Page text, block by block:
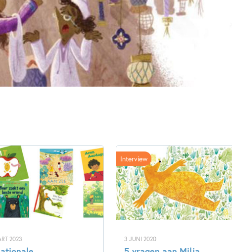
Verschijningsdatum:
03-06-2020
Kenmerken van dit boek
Prentenboeken
Annelies Vandenbosch
2023 3 JUNI 2020
Interview